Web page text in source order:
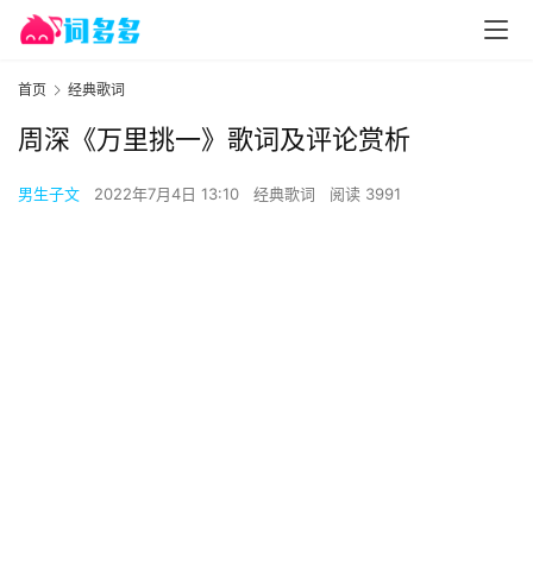
首页 经典歌词
周深《万里挑一》歌词及评论赏析
男生子文 2022年7月4日 13:10 经典歌词 阅读 3991